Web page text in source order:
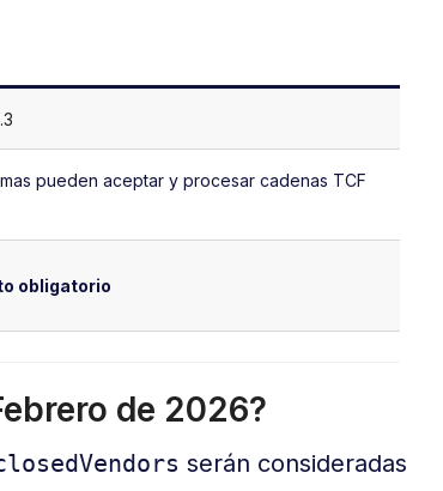
pueden aceptar y procesar cadenas TCF
obligatorio
de 2026?
serán consideradas